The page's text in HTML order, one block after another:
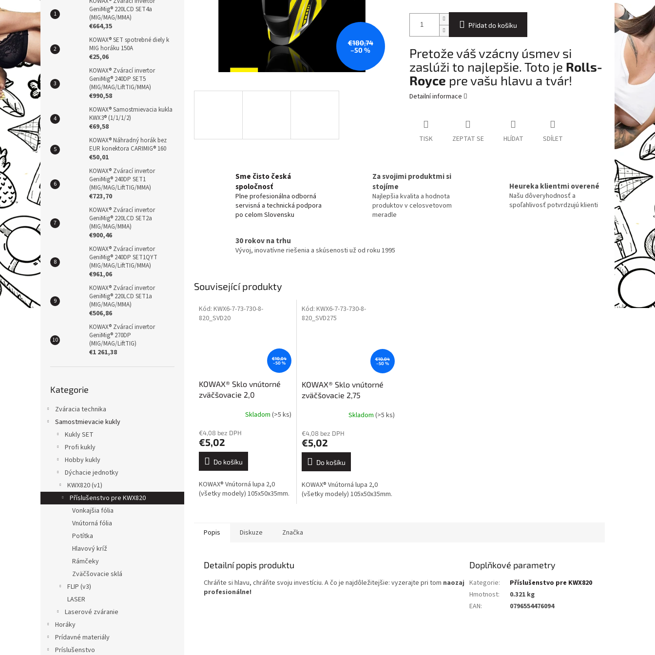
n
e
l
GeniMig® 220LCD SET4a
(MIG/MAG/MMA)
€664,35
KOWAX® SET spotrebné diely k
MIG horáku 150A
€25,06
KOWAX® Zvárací invertor
GeniMig® 240DP SET5
(MIG/MAG/LiftTIG/MMA)
€990,58
KOWAX® Samostmievacia kukla
KWX3® (1/1/1/2)
€69,58
KOWAX® Náhradný horák bez
EUR konektora CARIMIG® 160
€50,01
KOWAX® Zvárací invertor
GeniMig® 240DP SET1
(MIG/MAG/LiftTIG/MMA)
€723,70
KOWAX® Zvárací invertor
GeniMig® 220LCD SET2a
(MIG/MAG/MMA)
€900,46
KOWAX® Zvárací invertor
GeniMig® 240DP SET1QYT
(MIG/MAG/LiftTIG/MMA)
€961,06
KOWAX® Zvárací invertor
GeniMig® 220LCD SET1a
(MIG/MAG/MMA)
€506,86
KOWAX® Zvárací invertor
GeniMig® 270DP
(MIG/MAG/LiftTIG)
€1 261,38
kategorie
Kategorie
Zváracia technika
Samostmievacie kukly
Kukly SET
Profi kukly
Hobby kukly
Dýchacie jednotky
KWX820 (v1)
Příslušenstvo pre KWX820
Vonkajšia fólia
Vnútorná fólia
Potítka
Hlavový kríž
Rámčeky
Zväčšovacie sklá
FLIP (v3)
LASER
Laserové zváranie
Horáky
Prídavné materiály
Príslušenstvo
€180,74
–50 %
Přidat do košíku
Pretože váš vzácny úsmev si
zaslúži to najlepšie. Toto je Rolls-
Royce pre vašu hlavu a tvár!
Detailní informace
TISK ZEPTAT SE HLÍDAT SDÍLET
Sme čisto česká
spoločnosť
Plne profesionálna odborná
servisná a technická podpora
po celom Slovensku
Za svojimi produktmi si
stojíme
Najlepšia kvalita a hodnota
produktov v celosvetovom
meradle
Heureka klientmi overené
Našu dôveryhodnosť a
spoľahlivosť potvrdzujú klienti
30 rokov na trhu
Vývoj, inovatívne riešenia a skúsenosti už od roku 1995
Související produkty
€10,04
–50 %
KOWAX® Sklo vnútorné
zväčšovacie 2,0
Skladom (>5 ks)
€4,08 bez DPH
€5,02
Do košíku
KOWAX® Vnútorná lupa 2,0
(všetky modely) 105x50x35mm.
Kód: KWX6-7-73-730-8-
820_SVD20
€10,04
–50 %
KOWAX® Sklo vnútorné
zväčšovacie 2,75
Skladom (>5 ks)
€4,08 bez DPH
€5,02
Do košíku
KOWAX® Vnútorná lupa 2,0
(všetky modely) 105x50x35mm.
Kód: KWX6-7-73-730-8-
820_SVD275
Popis Diskuze Značka
Detailní popis produktu
Chráňte si hlavu, chráňte svoju investíciu. A čo je najdôležitejšie: vyzerajte pri tom naozaj
profesionálne!
Doplňkové parametry
Kategorie:
Příslušenstvo pre KWX820
Hmotnost:
0.321 kg
EAN: 0796554476094